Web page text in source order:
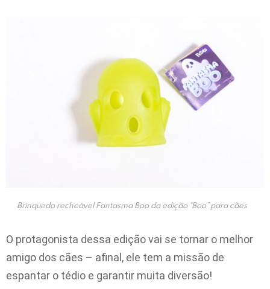
Brinquedo recheável Fantasma Boo da edição “Boo” para cães
O protagonista dessa edição vai se tornar o melhor
amigo dos cães – afinal, ele tem a missão de
espantar o tédio e garantir muita diversão!